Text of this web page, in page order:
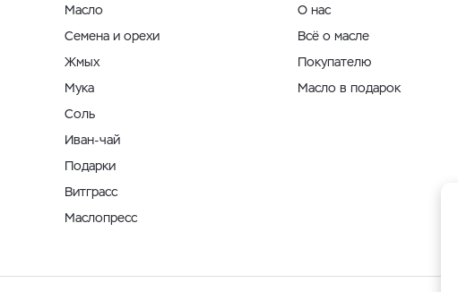
Масло
Семена и орехи
Жмых
Мука
Соль
Иван-чай
Подарки
Витграсс
Маслопресс
О нас
Всё о масле
Покупателю
Масло в подарок